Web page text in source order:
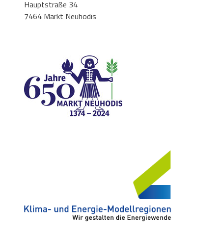
Hauptstraße 34
7464 Markt Neuhodis